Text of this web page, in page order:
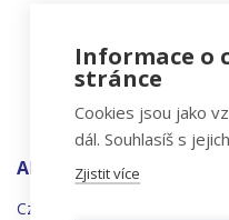
ADRESA
Czechitas, z.ú.
Informace o
stránce
Cookies jsou jako
dál. Souhlasíš s
Zjistit více